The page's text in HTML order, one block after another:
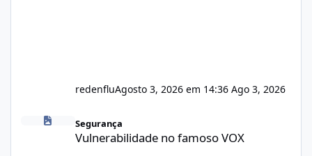
redenfluAgosto 3, 2026 em 14:36 Ago 3, 2026
Vulnerabilidade no famoso VOX
Segurança
Vulnerabilidade no famoso VOX